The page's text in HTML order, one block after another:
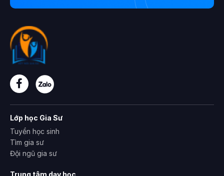
Lớp học Gia Sư
Tuyển học sinh
Tìm gia sư
Đội ngũ gia sư
Trung tâm dạy học